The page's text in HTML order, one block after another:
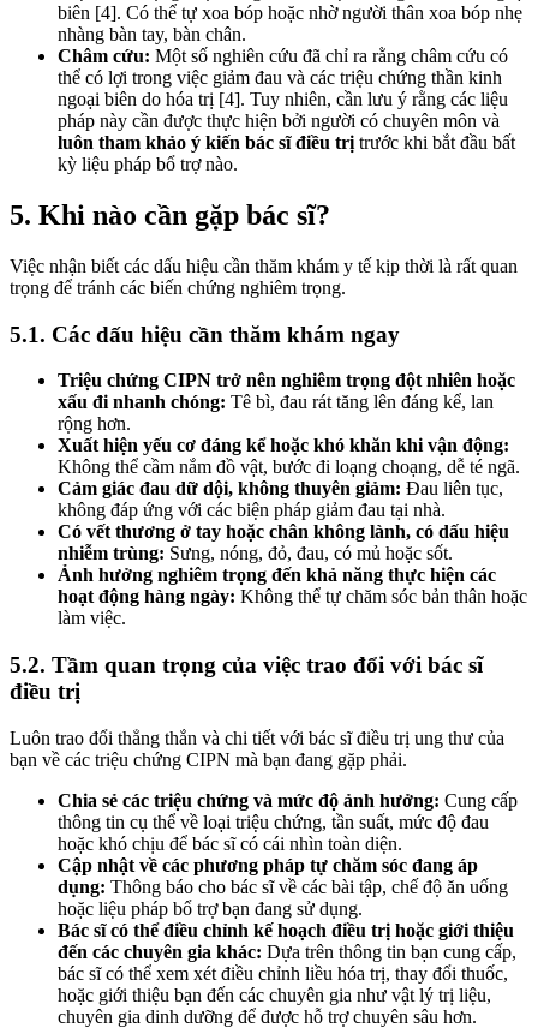
biên [4]. Có thể tự xoa bóp hoặc nhờ người thân xoa bóp nhẹ
nhàng bàn tay, bàn chân.
Châm cứu: Một số nghiên cứu đã chỉ ra rằng châm cứu có
thể có lợi trong việc giảm đau và các triệu chứng thần kinh
ngoại biên do hóa trị [4]. Tuy nhiên, cần lưu ý rằng các liệu
pháp này cần được thực hiện bởi người có chuyên môn và
luôn tham khảo ý kiến bác sĩ điều trị trước khi bắt đầu bất
kỳ liệu pháp bổ trợ nào.
5. Khi nào cần gặp bác sĩ?
Việc nhận biết các dấu hiệu cần thăm khám y tế kịp thời là rất quan
trọng để tránh các biến chứng nghiêm trọng.
5.1. Các dấu hiệu cần thăm khám ngay
Triệu chứng CIPN trở nên nghiêm trọng đột nhiên hoặc
xấu đi nhanh chóng: Tê bì, đau rát tăng lên đáng kể, lan
rộng hơn.
Xuất hiện yếu cơ đáng kể hoặc khó khăn khi vận động:
Không thể cầm nắm đồ vật, bước đi loạng choạng, dễ té ngã.
Cảm giác đau dữ dội, không thuyên giảm: Đau liên tục,
không đáp ứng với các biện pháp giảm đau tại nhà.
Có vết thương ở tay hoặc chân không lành, có dấu hiệu
nhiễm trùng: Sưng, nóng, đỏ, đau, có mủ hoặc sốt.
Ảnh hưởng nghiêm trọng đến khả năng thực hiện các
hoạt động hàng ngày: Không thể tự chăm sóc bản thân hoặc
làm việc.
5.2. Tầm quan trọng của việc trao đổi với bác sĩ
điều trị
Luôn trao đổi thẳng thắn và chi tiết với bác sĩ điều trị ung thư của
bạn về các triệu chứng CIPN mà bạn đang gặp phải.
Chia sẻ các triệu chứng và mức độ ảnh hưởng: Cung cấp
thông tin cụ thể về loại triệu chứng, tần suất, mức độ đau
hoặc khó chịu để bác sĩ có cái nhìn toàn diện.
Cập nhật về các phương pháp tự chăm sóc đang áp
dụng: Thông báo cho bác sĩ về các bài tập, chế độ ăn uống
hoặc liệu pháp bổ trợ bạn đang sử dụng.
Bác sĩ có thể điều chỉnh kế hoạch điều trị hoặc giới thiệu
đến các chuyên gia khác: Dựa trên thông tin bạn cung cấp,
bác sĩ có thể xem xét điều chỉnh liều hóa trị, thay đổi thuốc,
hoặc giới thiệu bạn đến các chuyên gia như vật lý trị liệu,
chuyên gia dinh dưỡng để được hỗ trợ chuyên sâu hơn.